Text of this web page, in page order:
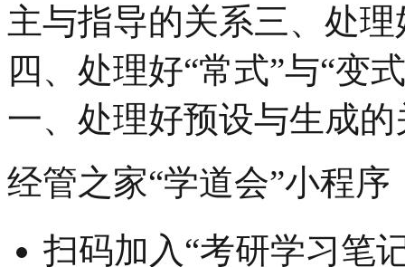
主与指导的关系三、处
四、处理好“常式”与“变
一、处理好预设与生成的
经管之家“学道会”小程序
扫码加入“考研学习笔